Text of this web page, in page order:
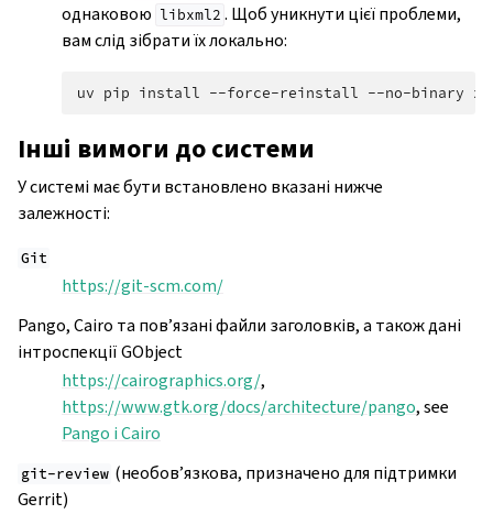
однаковою libxml2 . Щоб уникнути цієї проблеми,
вам слід зібрати їх локально:
uv pip install --force-reinstall --no-binary
Інші вимоги до системи
У системі має бути встановлено вказані нижче
залежності:
Git
https://git-scm.com/
Pango, Cairo та пов’язані файли заголовків, а також дані
інтроспекції GObject
https://cairographics.org/,
https://www.gtk.org/docs/architecture/pango, see
Pango і Cairo
git-review (необов’язкова, призначено для підтримки
Gerrit)